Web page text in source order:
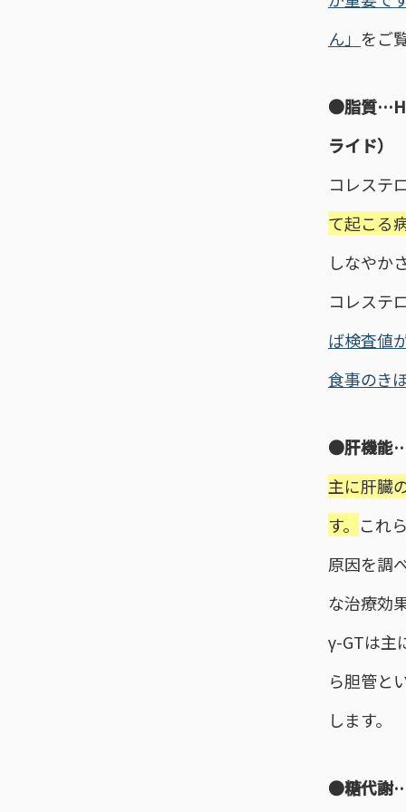
ん」 をご
●脂質
ライド）
コレステ
て起こる
しなやか
コレステ
ば検査値
食事のき
●肝機能
主に肝臓
す。 これ
原因を調
な治療効
γ-GTは主
ら胆管と
します。
●糖代謝…